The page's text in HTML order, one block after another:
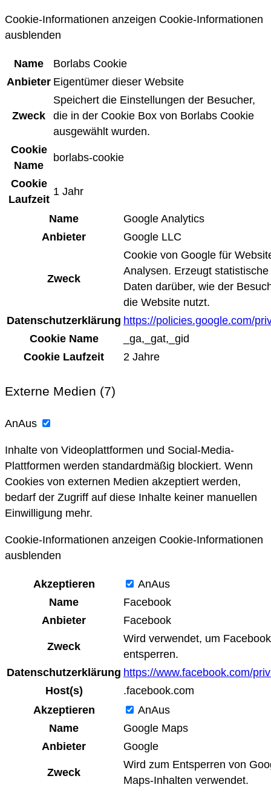
Cookie-Informationen anzeigen Cookie-Informationen
ausblenden
Name
Borlabs Cookie
Anbieter Eigentümer dieser Website
Zweck
Speichert die Einstellungen der Besucher,
die in der Cookie Box von Borlabs Cookie
ausgewählt wurden.
Cookie
Name
borlabs-cookie
Cookie
Laufzeit
1 Jahr
Name
Google Analytics
Anbieter
Google LLC
Zweck
Cookie von Google für
Analysen. Erzeugt statistische
Daten darüber, wie der
die Website nutzt.
Datenschutzerklärung https://policies.google.com/
Cookie Name
_ga,_gat,_gid
Cookie Laufzeit
2 Jahre
Externe Medien (7)
AnAus
Inhalte von Videoplattformen und Social-Media-
Plattformen werden standardmäßig blockiert. Wenn
Cookies von externen Medien akzeptiert werden,
bedarf der Zugriff auf diese Inhalte keiner manuellen
Einwilligung mehr.
Cookie-Informationen anzeigen Cookie-Informationen
ausblenden
Akzeptieren AnAus
Name
Facebook
Anbieter
Facebook
Zweck
Wird verwendet, um
entsperren.
Datenschutzerklärung https://www.facebook.com/
Host(s)
.facebook.com
Akzeptieren
AnAus
Name
Google Maps
Anbieter
Google
Zweck
Wird zum Entsperren von
Maps-Inhalten verwendet.